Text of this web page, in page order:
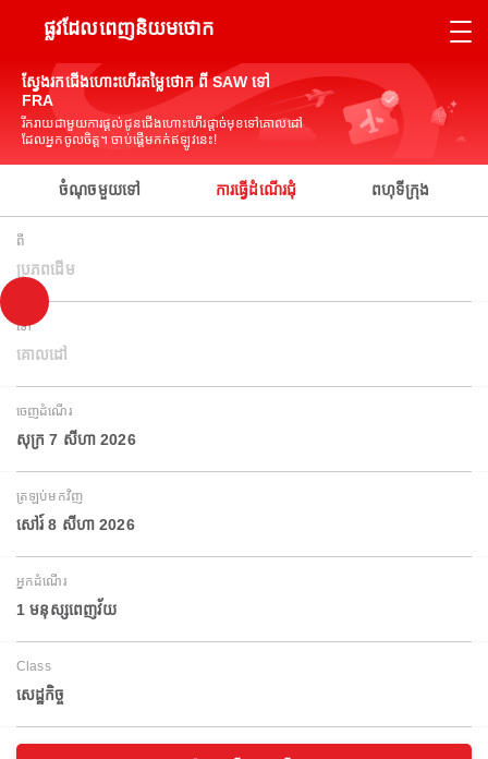
ផ្លូវដែលពេញនិយមថោក
ស្វែងរកជើងហោះហើរតម្លៃថោក ពី SAW ទៅ
FRA
រីករាយជាមួយការផ្តល់ជូនជើងហោះហើរផ្តាច់មុខទៅគោលដៅ
ដែលអ្នកចូលចិត្ត។ ចាប់ផ្តើមកក់ឥឡូវនេះ!
ចំណុចមួយទៅ ការធ្វើដំណើរជុំ ពហុទីក្រុង
ពី
ប្រភពដើម
ទៅ
គោលដៅ
ចេញដំណើរ
សុក្រ 7 សីហា 2026
ត្រឡប់មកវិញ
សៅរ៍ 8 សីហា 2026
អ្នកដំណើរ
1 មនុស្សពេញវ័យ
Class
សេដ្ឋកិច្ច